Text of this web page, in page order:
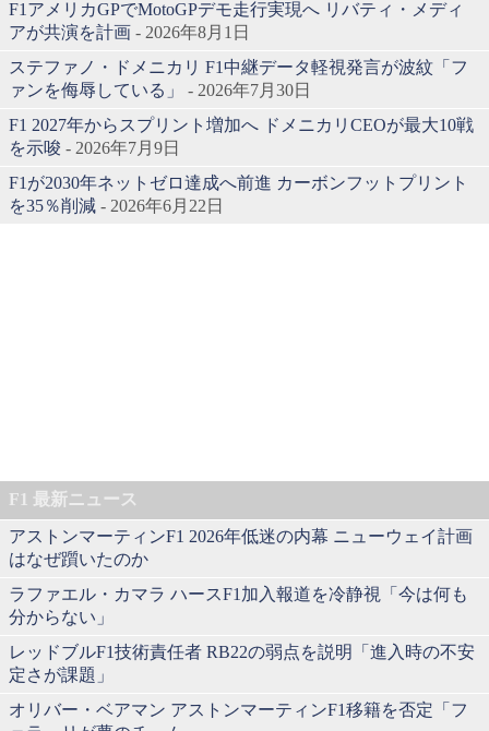
F1アメリカGPでMotoGPデモ走行実現へ リバティ・メディ
アが共演を計画 - 2026年8月1日
ステファノ・ドメニカリ F1中継データ軽視発言が波紋「フ
ァンを侮辱している」
- 2026年7月30日
F1 2027年からスプリント増加へ ドメニカリCEOが最大10戦
を示唆 - 2026年7月9日
F1が2030年ネットゼロ達成へ前進 カーボンフットプリント
を35％削減 - 2026年6月22日
F1 最新ニュース
アストンマーティンF1 2026年低迷の内幕 ニューウェイ計画
はなぜ躓いたのか
ラファエル・カマラ ハースF1加入報道を冷静視「今は何も
分からない」
レッドブルF1技術責任者 RB22の弱点を説明「進入時の不安
定さが課題」
オリバー・ベアマン アストンマーティンF1移籍を否定「フ